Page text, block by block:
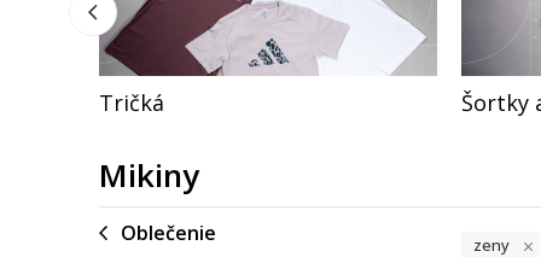
Tričká Šortky
Mikiny
Oblečenie zeny